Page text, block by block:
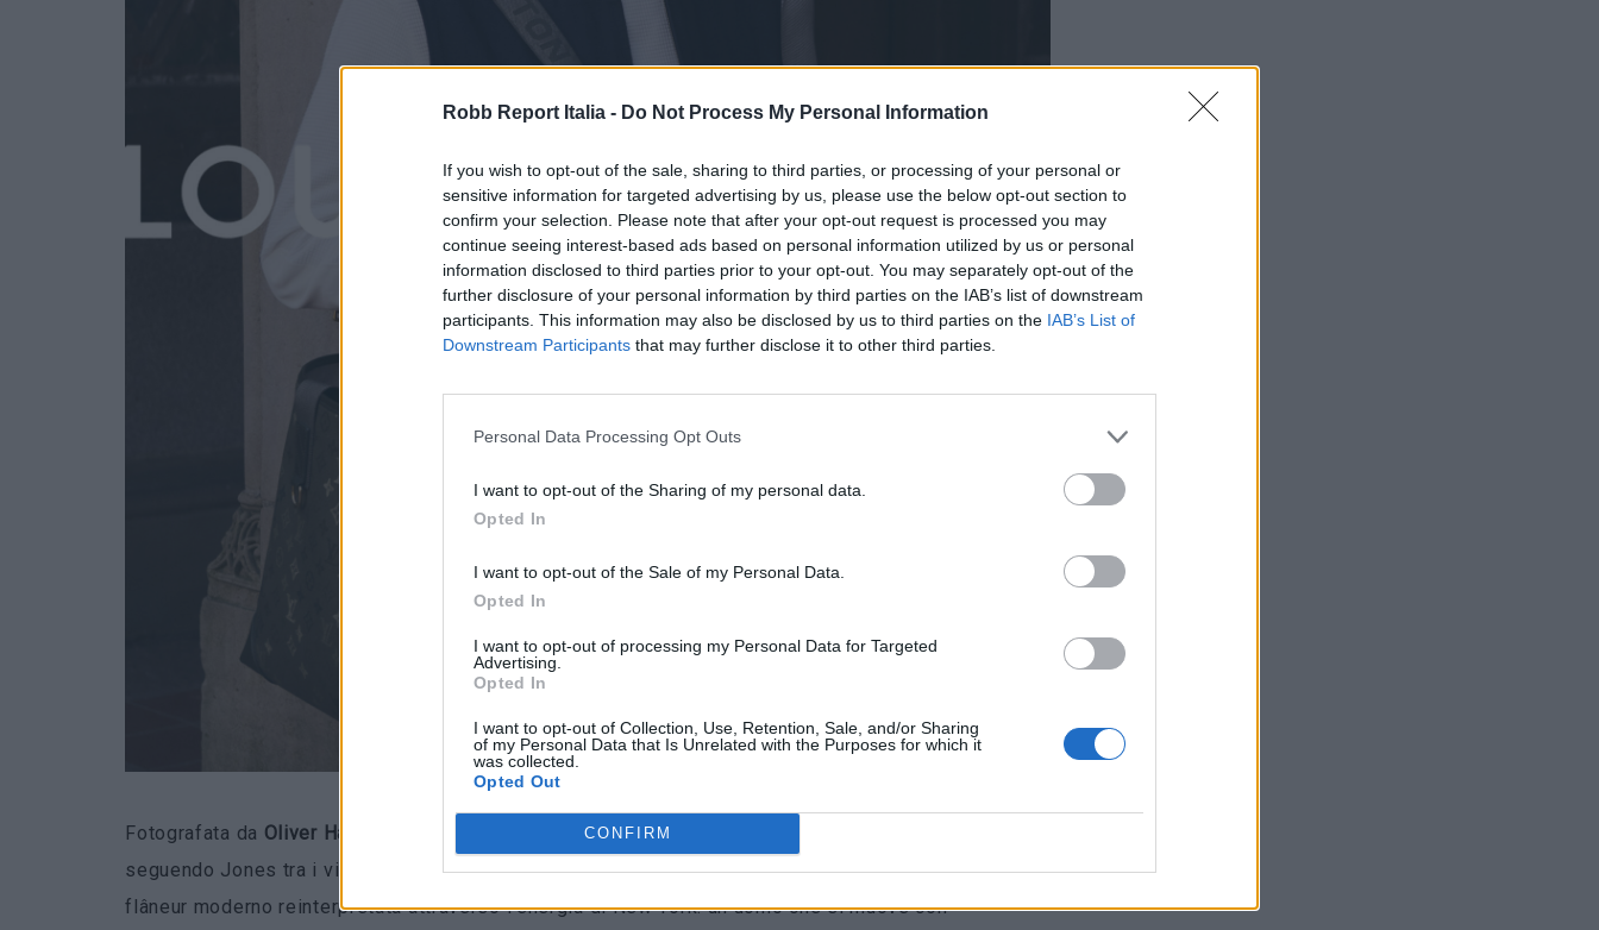
Robb Report Italia - Do Not Process My Personal Information
If you wish to opt-out of the sale, sharing to third parties, or processing of your personal or
sensitive information for targeted advertising by us, please use the below opt-out section to
confirm your selection. Please note that after your opt-out request is processed you may
continue seeing interest-based ads based on personal information utilized by us or personal
information disclosed to third parties prior to your opt-out. You may separately opt-out of the
further disclosure of your personal information by third parties on the IAB’s list of downstream
participants. This information may also be disclosed by us to third parties on the IAB’s List of
Downstream Participants that may further disclose it to other third parties.
Personal Data Processing Opt Outs
I want to opt-out of the Sharing of my personal data.
Opted In
I want to opt-out of the Sale of my Personal Data.
Opted In
I want to opt-out of processing my Personal Data for Targeted
Advertising.
Opted In
I want to opt-out of Collection, Use, Retention, Sale, and/or Sharing
of my Personal Data that Is Unrelated with the Purposes for which it
was collected.
Opted Out
CONFIRM
Fotografata da Oliver Hadlee
, la campagna si sviluppa con uno stile quasi documentaristico,
seguendo Jones tra i viali, i ponti, gli specchi d’acqua e i tavoli da ping pong del parco. È la figura del
flâneur moderno reinterpretata attraverso l’energia di New York: un uomo che si muove con